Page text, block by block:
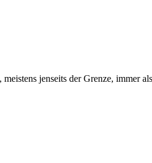
jenseits der Grenze, immer